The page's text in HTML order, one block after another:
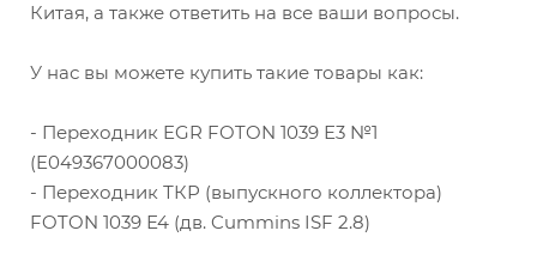
Китая, а также ответить на все ваши вопросы.
У нас вы можете купить такие товары как:
- Переходник EGR FOTON 1039 Е3 №1
(E049367000083)
- Переходник ТКР (выпускного коллектора)
FOTON 1039 Е4 (дв. Cummins ISF 2.8)